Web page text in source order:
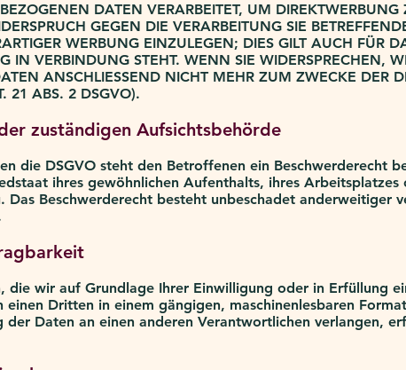
DATEN VERARBEITET, UM
GEGEN DIE VERARBEITUNG SIE
WERBUNG EINZULEGEN; DIES GILT AUCH FÜR
IN VERBINDUNG STEHT. WENN SIE WIDERSPRECHEN,
ANSCHLIESSEND NICHT MEHR ZUM ZWECKE DER
21 ABS. 2 DSGVO).
zuständigen Aufsichtsbehörde
die DSGVO steht den Betroffenen ein Beschwerderecht
ihres gewöhnlichen Aufenthalts, ihres Arbeitsplatzes
Das Beschwerderecht besteht unbeschadet anderweitiger
die wir auf Grundlage Ihrer Einwilligung oder in Erfüllung
Dritten in einem gängigen, maschinenlesbaren
Daten an einen anderen Verantwortlichen verlangen,